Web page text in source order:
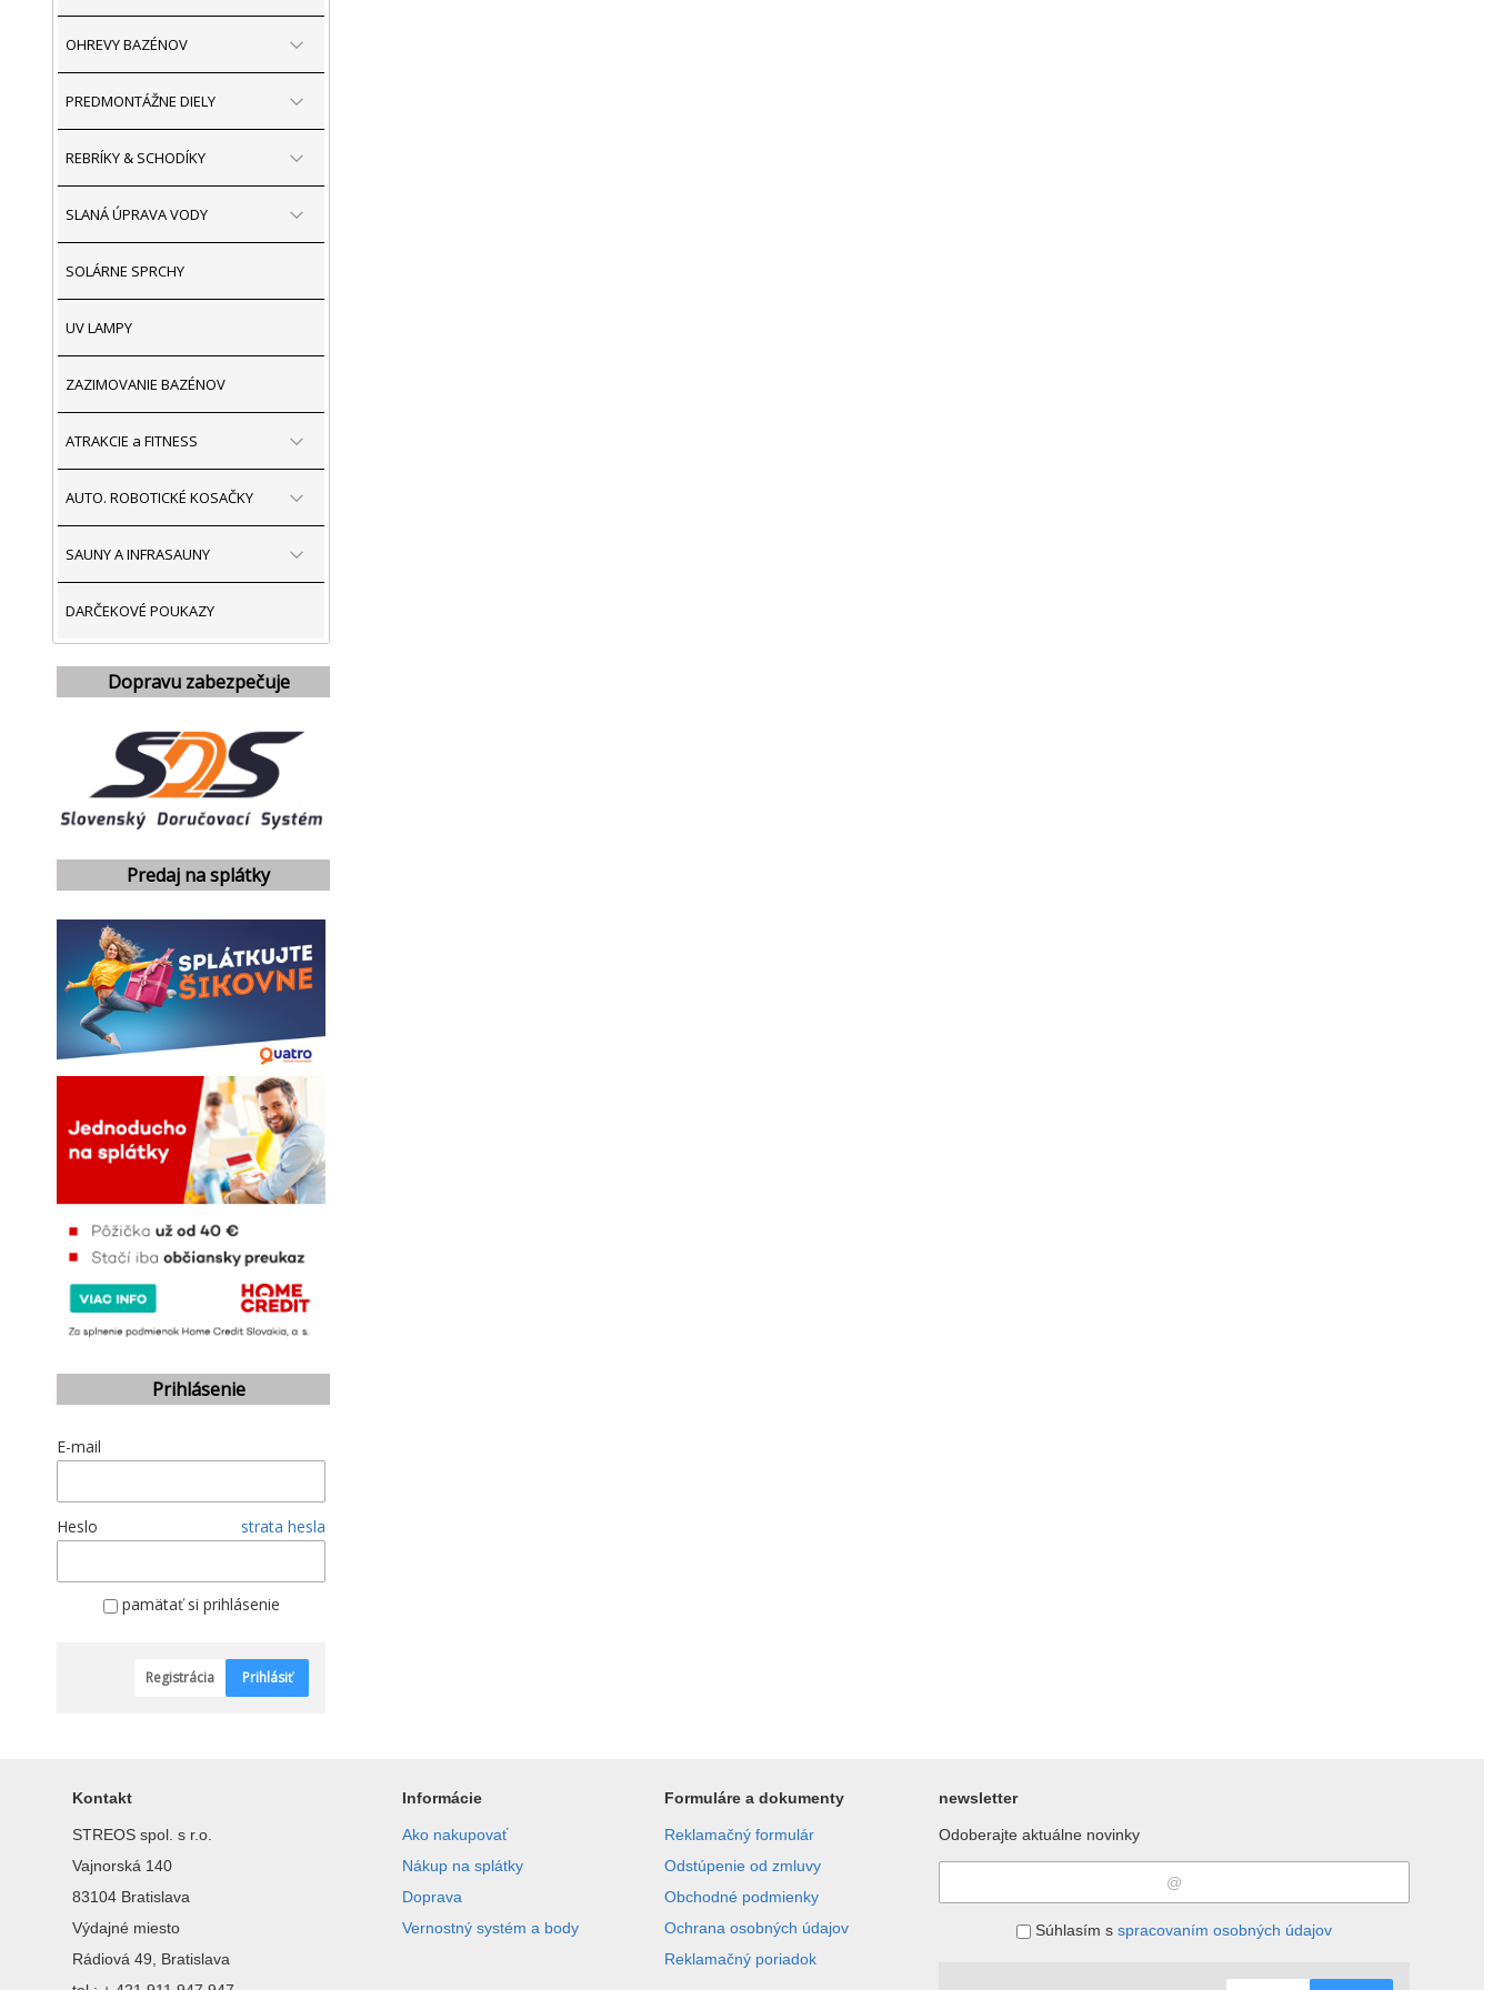
OHREVY BAZÉNOV
PREDMONTÁŽNE DIELY
REBRÍKY & SCHODÍKY
SLANÁ ÚPRAVA VODY
SOLÁRNE SPRCHY
UV LAMPY
ZAZIMOVANIE BAZÉNOV
ATRAKCIE a FITNESS
AUTO. ROBOTICKÉ KOSAČKY
SAUNY A INFRASAUNY
DARČEKOVÉ POUKAZY
Dopravu zabezpečuje
Predaj na splátky
Prihlásenie
E-mail
Heslo strata hesla
pamätať si prihlásenie
Registrácia Prihlásiť
Kontakt
STREOS spol. s r.o.
Vajnorská 140
83104 Bratislava
Výdajné miesto
Rádiová 49, Bratislava
Informácie
Ako nakupovať
Nákup na splátky
Doprava
Vernostný systém a body
Formuláre a dokumenty
Reklamačný formulár
Odstúpenie od zmluvy
Obchodné podmienky
Ochrana osobných údajov
Reklamačný poriadok
newsletter
Odoberajte aktuálne novinky
Súhlasím s spracovaním osobných údajov